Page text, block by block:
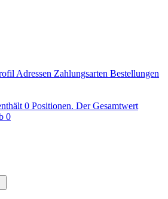
Adressen Zahlungsarten Bestellungen
0 Positionen. Der Gesamtwert
0